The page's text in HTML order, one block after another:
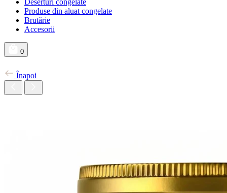
Deserturi congelate
Produse din aluat congelate
Brutărie
Accesorii
0
Înapoi